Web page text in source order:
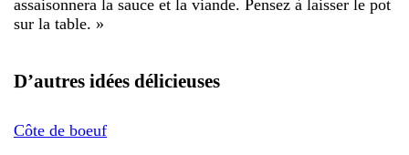
assaisonnera la sauce et la viande. Pensez à laisser le pot
sur la table. »
D’autres idées délicieuses
Côte de boeuf